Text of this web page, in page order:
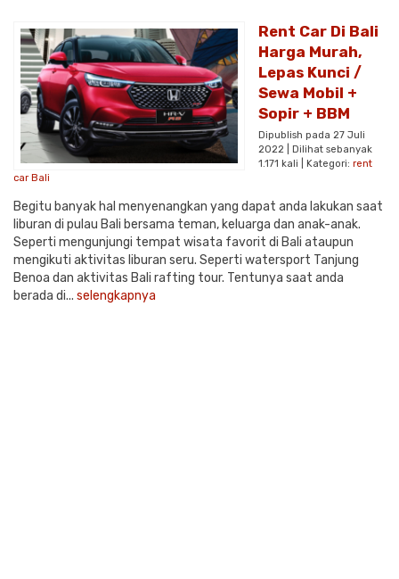
Rent Car Di Bali
Harga Murah,
Lepas Kunci /
Sewa Mobil +
Sopir + BBM
Dipublish pada 27 Juli
2022 | Dilihat sebanyak
1.171 kali | Kategori: rent
car Bali
Begitu banyak hal menyenangkan yang dapat anda lakukan saat
liburan di pulau Bali bersama teman, keluarga dan anak-anak.
Seperti mengunjungi tempat wisata favorit di Bali ataupun
mengikuti aktivitas liburan seru. Seperti watersport Tanjung
Benoa dan aktivitas Bali rafting tour. Tentunya saat anda
berada di... selengkapnya